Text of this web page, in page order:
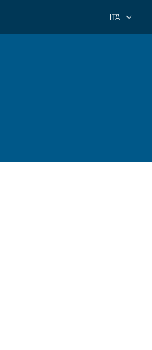
Lingua attiva:
ITA